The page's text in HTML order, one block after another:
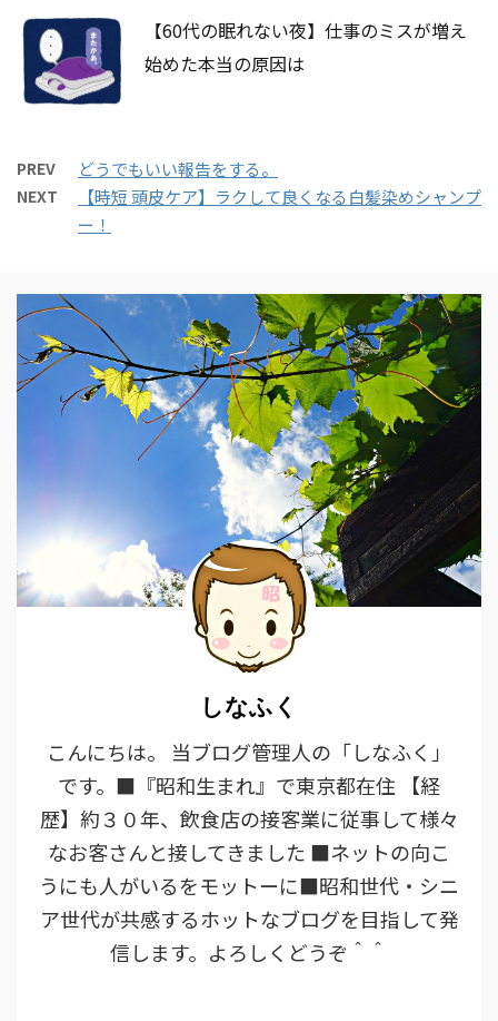
【60代の眠れない夜】仕事のミスが増え
始めた本当の原因は
PREV どうでもいい報告をする。
NEXT
【時短 頭皮ケア】ラクして良くなる白髪染めシャンプ
ー！
しなふく
こんにちは。 当ブログ管理人の「しなふく」
です。■『昭和生まれ』で東京都在住 【経
歴】約３０年、飲食店の接客業に従事して様々
なお客さんと接してきました ■ネットの向こ
うにも人がいるをモットーに■昭和世代・シニ
ア世代が共感するホットなブログを目指して発
信します。よろしくどうぞ＾＾